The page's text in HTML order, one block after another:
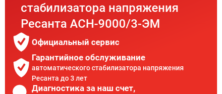
стабилизатора напряжения
Ресанта АСН-9000/3-ЭМ
Официальный сервис
Гарантийное обслуживание
автоматического стабилизатора напряжения
Ресанта до 3 лет
Диагностика за наш счет,